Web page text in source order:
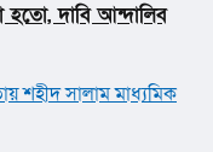
হতো, দাবি আন্দালিব